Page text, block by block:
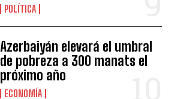
POLÍTICA
Azerbaiyán elevará el umbral
de pobreza a 300 manats el
próximo año
ECONOMÍA